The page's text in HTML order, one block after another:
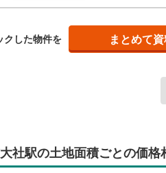
クした物件を まとめて
社駅の土地面積ごとの価格